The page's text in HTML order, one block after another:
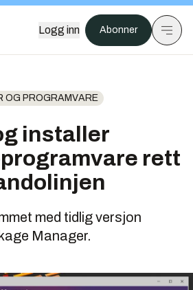
Logg inn Abonner
OG PROGRAMVARE
installer
rett
med tidlig versjon
Manager.